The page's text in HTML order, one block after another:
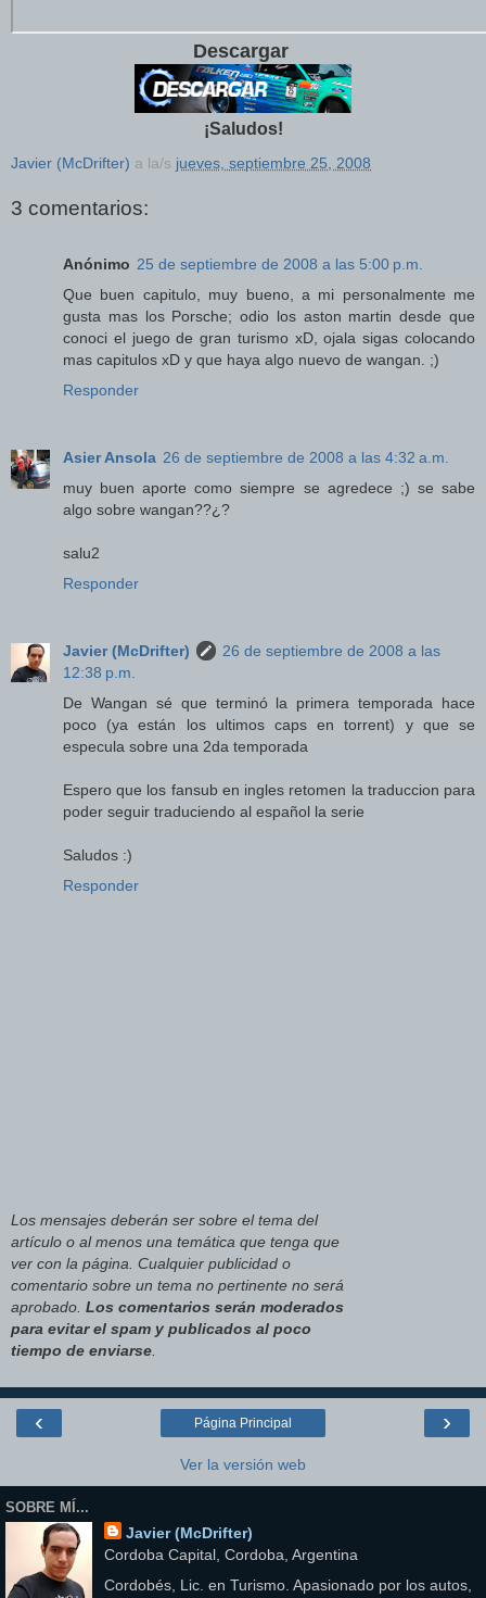
Descargar
¡Saludos!
Javier (McDrifter) a la/s jueves, septiembre 25, 2008
3 comentarios:
Anónimo 25 de septiembre de 2008 a las 5:00 p.m.
Que buen capitulo, muy bueno, a mi personalmente me
gusta mas los Porsche; odio los aston martin desde que
conoci el juego de gran turismo xD, ojala sigas colocando
mas capitulos xD y que haya algo nuevo de wangan. ;)
Responder
Asier Ansola 26 de septiembre de 2008 a las 4:32 a.m.
muy buen aporte como siempre se agredece ;) se sabe
algo sobre wangan??¿?
salu2
Responder
Javier (McDrifter)
26 de septiembre de 2008 a las
12:38 p.m.
De Wangan sé que terminó la primera temporada hace
poco (ya están los ultimos caps en torrent) y que se
especula sobre una 2da temporada
Espero que los fansub en ingles retomen la traduccion para
poder seguir traduciendo al español la serie
Saludos :)
Responder
Los mensajes deberán ser sobre el tema del
artículo o al menos una temática que tenga que
ver con la página. Cualquier publicidad o
comentario sobre un tema no pertinente no será
aprobado. Los comentarios serán moderados
para evitar el spam y publicados al poco
tiempo de enviarse
‹ ›
Página Principal
Ver la versión web
SOBRE MÍ...
Javier (McDrifter)
Cordoba Capital, Cordoba, Argentina
Cordobés, Lic. en Turismo. Apasionado por los autos,